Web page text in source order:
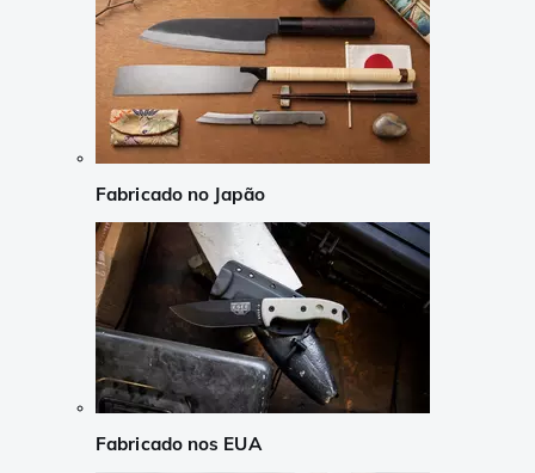
Fabricado no Japão
Fabricado nos EUA